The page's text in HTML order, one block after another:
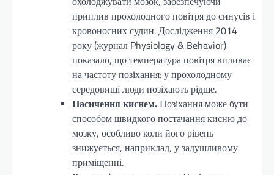
приплив прохолодного повітря до синусів і
кровоносних судин. Дослідження 2014
року (журнал Physiology & Behavior)
показало, що температура повітря впливає
на частоту позіхання: у прохолодному
середовищі люди позіхають рідше.
Насичення киснем.Позіхання може бути
способом швидкого постачання кисню до
мозку, особливо коли його рівень
знижується, наприклад, у задушливому
приміщенні.